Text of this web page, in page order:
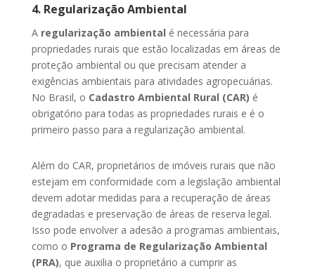
4. Regularização Ambiental
A regularização ambiental é necessária para
propriedades rurais que estão localizadas em áreas de
proteção ambiental ou que precisam atender a
exigências ambientais para atividades agropecuárias.
No Brasil, o Cadastro Ambiental Rural (CAR) é
obrigatório para todas as propriedades rurais e é o
primeiro passo para a regularização ambiental.
Além do CAR, proprietários de imóveis rurais que não
estejam em conformidade com a legislação ambiental
devem adotar medidas para a recuperação de áreas
degradadas e preservação de áreas de reserva legal.
Isso pode envolver a adesão a programas ambientais,
como o Programa de Regularização Ambiental
(PRA), que auxilia o proprietário a cumprir as